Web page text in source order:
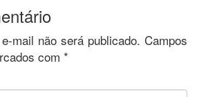
mail não será publicado. Campos
com *